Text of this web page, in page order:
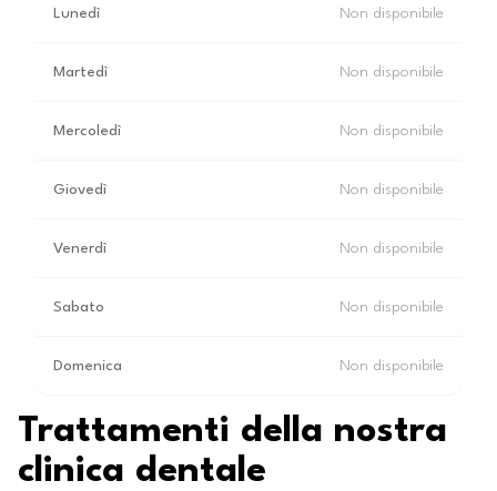
Lunedì Non disponibile
Martedì Non disponibile
Mercoledì Non disponibile
Giovedì Non disponibile
Venerdì Non disponibile
Sabato Non disponibile
Domenica Non disponibile
Trattamenti della nostra
clinica dentale